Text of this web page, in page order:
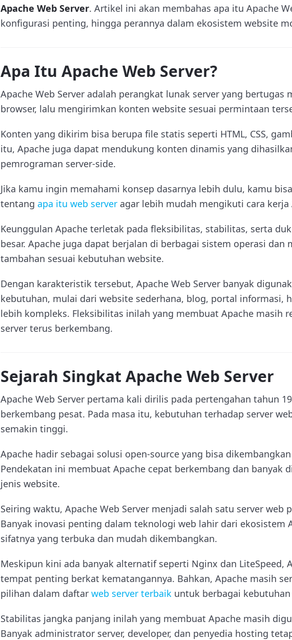
Apache Web Server. Artikel ini akan membahas apa itu Apache
konfigurasi penting, hingga perannya dalam ekosistem website
Apa Itu Apache Web Server?
Apache Web Server adalah perangkat lunak server yang bertugas
browser, lalu mengirimkan konten website sesuai permintaan
Konten yang dikirim bisa berupa file statis seperti HTML, CSS,
itu, Apache juga dapat mendukung konten dinamis yang
pemrograman server-side.
Jika kamu ingin memahami konsep dasarnya lebih dulu, kamu
tentang apa itu web server agar lebih mudah mengikuti cara kerja
Keunggulan Apache terletak pada fleksibilitas, stabilitas, serta
besar. Apache juga dapat berjalan di berbagai sistem operasi dan
tambahan sesuai kebutuhan website.
Dengan karakteristik tersebut, Apache Web Server banyak
kebutuhan, mulai dari website sederhana, blog, portal informasi,
lebih kompleks. Fleksibilitas inilah yang membuat Apache masih
server terus berkembang.
Sejarah Singkat Apache Web Server
Apache Web Server pertama kali dirilis pada pertengahan tahun
berkembang pesat. Pada masa itu, kebutuhan terhadap server
semakin tinggi.
Apache hadir sebagai solusi open-source yang bisa
Pendekatan ini membuat Apache cepat berkembang dan banyak
jenis website.
Seiring waktu, Apache Web Server menjadi salah satu server web
Banyak inovasi penting dalam teknologi web lahir dari ekosistem
sifatnya yang terbuka dan mudah dikembangkan.
Meskipun kini ada banyak alternatif seperti Nginx dan LiteSpeed,
tempat penting berkat kematangannya. Bahkan, Apache masih
pilihan dalam daftar web server terbaik untuk berbagai
Stabilitas jangka panjang inilah yang membuat Apache masih
Banyak administrator server, developer, dan penyedia hosting